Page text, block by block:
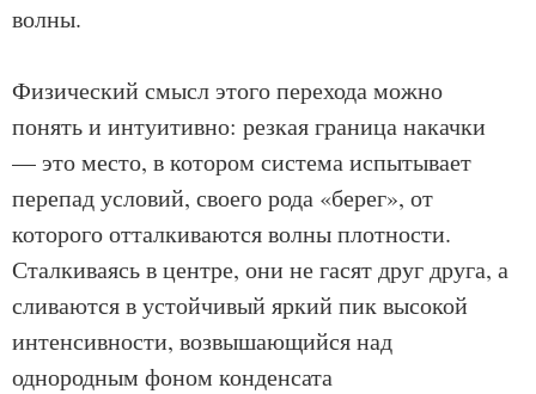
волны.
Физический смысл этого перехода можно
понять и интуитивно: резкая граница накачки
— это место, в котором система испытывает
перепад условий, своего рода «берег», от
которого отталкиваются волны плотности.
Сталкиваясь в центре, они не гасят друг друга, а
сливаются в устойчивый яркий пик высокой
интенсивности, возвышающийся над
однородным фоном конденсата